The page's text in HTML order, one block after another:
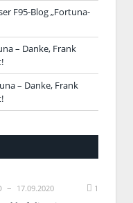
F95-Blog „Fortuna-
– Danke, Frank
– Danke, Frank
17.09.2020 1